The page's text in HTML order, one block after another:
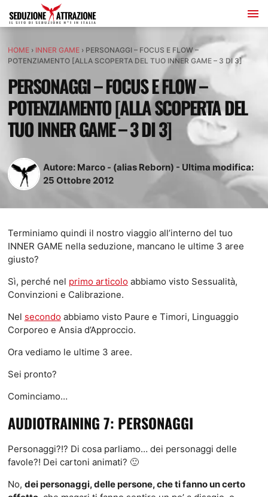
HOME› INNER GAME› PERSONAGGI – FOCUS E FLOW –
POTENZIAMENTO [ALLA SCOPERTA DEL TUO INNER GAME – 3 DI 3]
PERSONAGGI – FOCUS E FLOW –
POTENZIAMENTO [ALLA SCOPERTA DEL
TUO INNER GAME – 3 DI 3]
Autore: Marco - (alias Reborn) - Ultima modifica:
25 Ottobre 2012
Terminiamo quindi il nostro viaggio all’interno del tuo
INNER GAME nella seduzione, mancano le ultime 3 aree
giusto?
Sì, perché nel primo articoloabbiamo visto Sessualità,
Convinzioni e Calibrazione.
Nel secondoabbiamo visto Paure e Timori, Linguaggio
Corporeo e Ansia d’Approccio.
Ora vediamo le ultime 3 aree.
Sei pronto?
Cominciamo…
AUDIOTRAINING 7: PERSONAGGI
Personaggi?!? Di cosa parliamo… dei personaggi delle
favole?! Dei cartoni animati? 🙂
No, dei personaggi, delle persone, che ti fanno un certo